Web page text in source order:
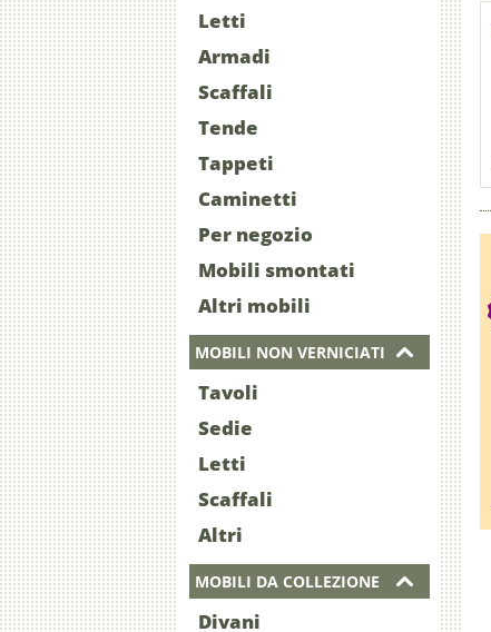
Letti
Armadi
Scaffali
Tende
Tappeti
Caminetti
Per negozio
Mobili smontati
Altri mobili
MOBILI NON VERNICIATI
Tavoli
Sedie
Letti
Scaffali
Altri
MOBILI DA COLLEZIONE
Divani